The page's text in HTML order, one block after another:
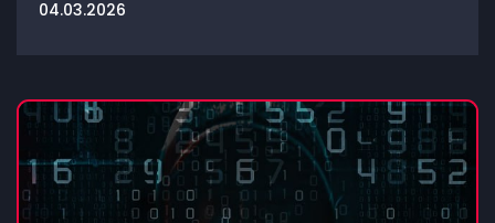
04.03.2026